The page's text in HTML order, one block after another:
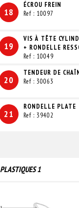
18
ÉCROU FREIN
Ref : 10097
19
VIS À TÊTE
+ RONDELLE
Ref : 10049
20
TENDEUR DE
Ref : 30063
21
RONDELLE PLATE
Ref : 39402
PLASTIQUES 1